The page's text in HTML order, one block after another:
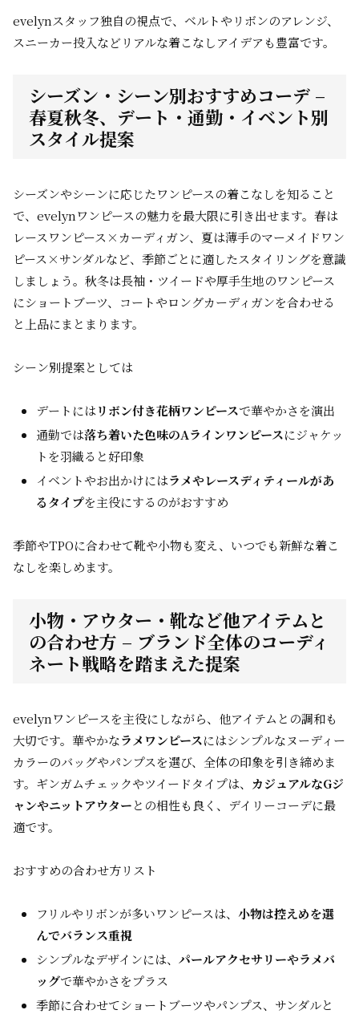
evelynスタッフ独自の視点で、ベルトやリボンのアレンジ、
スニーカー投入などリアルな着こなしアイデアも豊富です。
シーズン・シーン別おすすめコーデ –
春夏秋冬、デート・通勤・イベント別
スタイル提案
シーズンやシーンに応じたワンピースの着こなしを知ること
で、evelynワンピースの魅力を最大限に引き出せます。春は
レースワンピース×カーディガン、夏は薄手のマーメイドワン
ピース×サンダルなど、季節ごとに適したスタイリングを意識
しましょう。秋冬は長袖・ツイードや厚手生地のワンピース
にショートブーツ、コートやロングカーディガンを合わせる
と上品にまとまります。
シーン別提案としては
デートにはリボン付き花柄ワンピースで華やかさを演出
通勤では落ち着いた色味のAラインワンピースにジャケッ
トを羽織ると好印象
イベントやお出かけにはラメやレースディティールがあ
るタイプを主役にするのがおすすめ
季節やTPOに合わせて靴や小物も変え、いつでも新鮮な着こ
なしを楽しめます。
小物・アウター・靴など他アイテムと
の合わせ方 – ブランド全体のコーディ
ネート戦略を踏まえた提案
evelynワンピースを主役にしながら、他アイテムとの調和も
大切です。華やかなラメワンピースにはシンプルなヌーディー
カラーのバッグやパンプスを選び、全体の印象を引き締めま
す。ギンガムチェックやツイードタイプは、 カジュアルなGジ
ャンやニットアウターとの相性も良く、デイリーコーデに最
適です。
おすすめの合わせ方リスト
フリルやリボンが多いワンピースは、 小物は控えめを選
んでバランス重視
シンプルなデザインには、 パールアクセサリーやラメバ
ッグで華やかさをプラス
季節に合わせてショートブーツやパンプス、サンダルと